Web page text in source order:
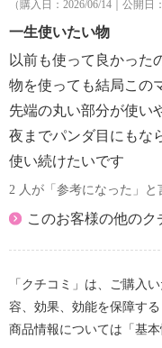
吸収剤不使用
【使用期限の記載】
・なし
【原産国（地）】
・韓国製
（購入日：2026/06/14｜公開日
一生使いたい物
以前も使って良かった
物を使っても結局この
先端の丸い部分が使い
夜までパンダ目にもな
使い続けたいです
2 人が「参考になった」と
このお客様の他のク
「クチコミ」は、ご購入
容、効果、効能を保障する
商品情報については「基